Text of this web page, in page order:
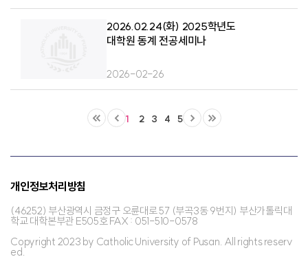
2026.02.24(화) 2025학년도
대학원 동계 전공세미나
2026-02-26
1 2 3 4 5
개인정보처리방침
(46252) 부산광역시 금정구 오륜대로 57 (부곡3동 9번지) 부산가톨릭대
학교 대학본부관 E505호 FAX : 051-510-0578
Copyright 2023 by Catholic University of Pusan. All rights reserv
ed.